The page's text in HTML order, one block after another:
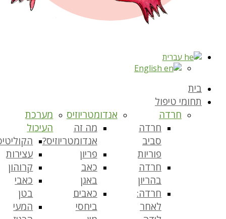
עברית
English
בית
תחומי טיפול
חרדה
חרדה
סביב
פוריות
חרדה
בהריון
חרדה:
לאחר
אנדומטריוזיס
מה זה
אנדומטריוזיס?
פריון
כאב
באגן
כאבים
ביחסי
מערכת
העיכול
עצירות
קרוהון
כאבי
בטן
המעי